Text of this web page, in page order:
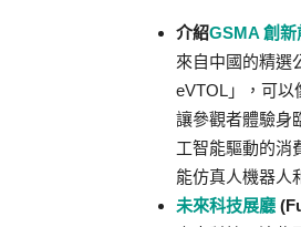
介紹GSMA 創
來自中國的精選
eVTOL」，可以
讓參觀者體驗身
工智能驅動的消
能仿真人機器人
未來科技展廳